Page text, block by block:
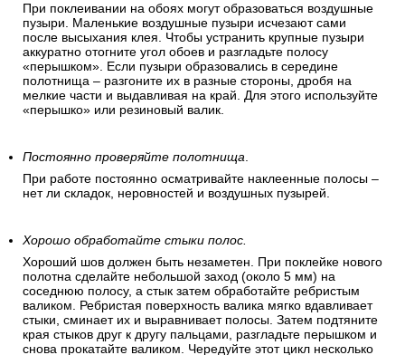
При поклеивании на обоях могут образоваться воздушные
пузыри. Маленькие воздушные пузыри исчезают сами
после высыхания клея. Чтобы устранить крупные пузыри
аккуратно отогните угол обоев и разгладьте полосу
«перышком». Если пузыри образовались в середине
полотнища – разгоните их в разные стороны, дробя на
мелкие части и выдавливая на край. Для этого используйте
«перышко» или резиновый валик.
Постоянно проверяйте полотнища.
При работе постоянно осматривайте наклеенные полосы –
нет ли складок, неровностей и воздушных пузырей.
Хорошо обработайте стыки полос.
Хороший шов должен быть незаметен. При поклейке нового
полотна сделайте небольшой заход (около 5 мм) на
соседнюю полосу, а стык затем обработайте ребристым
валиком. Ребристая поверхность валика мягко вдавливает
стыки, сминает их и выравнивает полосы. Затем подтяните
края стыков друг к другу пальцами, разгладьте перышком и
снова прокатайте валиком. Чередуйте этот цикл несколько